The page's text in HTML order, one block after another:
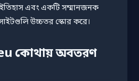
এবং একটি সম্মানজনক
উচ্চতর স্কোর করে।
কোথায় অবতরণ